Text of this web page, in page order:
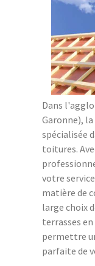
Dans
Garonne),
spécialisée
toitures.
votre
matière de
large choix
terrasses
permettre
parfaite de